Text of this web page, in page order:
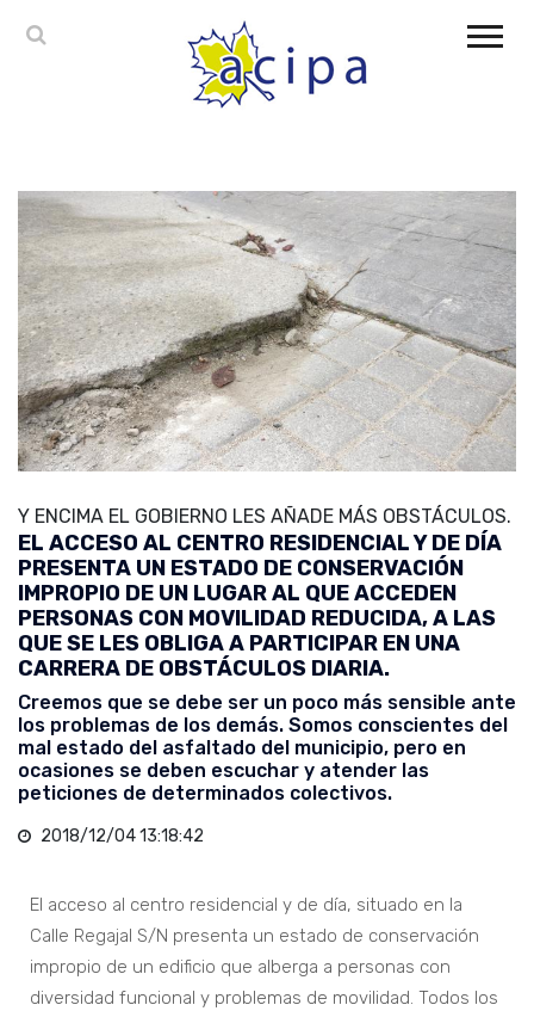
Y ENCIMA EL GOBIERNO LES AÑADE MÁS OBSTÁCULOS.
EL ACCESO AL CENTRO RESIDENCIAL Y DE DÍA
PRESENTA UN ESTADO DE CONSERVACIÓN
IMPROPIO DE UN LUGAR AL QUE ACCEDEN
PERSONAS CON MOVILIDAD REDUCIDA, A LAS
QUE SE LES OBLIGA A PARTICIPAR EN UNA
CARRERA DE OBSTÁCULOS DIARIA.
Creemos que se debe ser un poco más sensible ante
los problemas de los demás. Somos conscientes del
mal estado del asfaltado del municipio, pero en
ocasiones se deben escuchar y atender las
peticiones de determinados colectivos.
2018/12/04 13:18:42
El acceso al centro residencial y de día, situado en la
Calle Regajal S/N presenta un estado de conservación
impropio de un edificio que alberga a personas con
diversidad funcional y problemas de movilidad. Todos los